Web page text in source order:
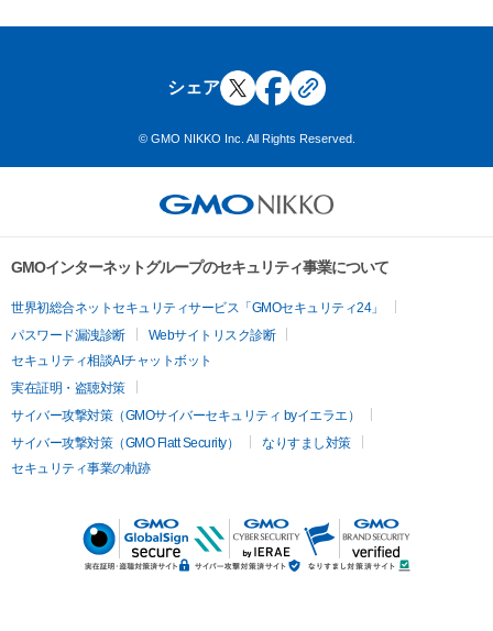
シェア
© GMO NIKKO Inc. All Rights Reserved.
GMOインターネットグループのセキュリティ事業について
世界初総合ネットセキュリティサービス「GMOセキュリティ24」
パスワード漏洩診断
Webサイトリスク診断
セキュリティ相談AIチャットボット
実在証明・盗聴対策
サイバー攻撃対策（GMOサイバーセキュリティ byイエラエ）
サイバー攻撃対策（GMO Flatt Security）
なりすまし対策
セキュリティ事業の軌跡